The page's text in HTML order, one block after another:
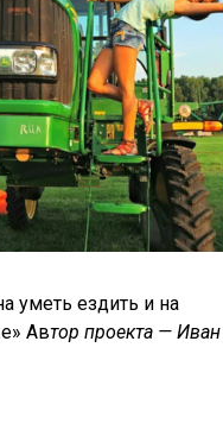
уметь ездить и на
Автор проекта — Иван